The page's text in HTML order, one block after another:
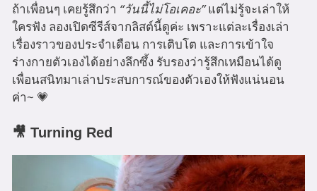
ถ้าเพื่อนๆ เคยรู้สึกว่า “วันนี้ไม่โอเคอะ”แต่ไม่รู้จะเล่าให้
ใครฟัง ลองเปิดซีรีส์จากลิสต์นี้ดูค่ะ เพราะแต่ละเรื่องเล่า
เรื่องราวของประจำเดือน การเติบโต และการเข้าใจ
ร่างกายตัวเองได้อย่างลึกซึ้ง รับรองว่ารู้สึกเหมือนได้ดู
เพื่อนสนิทมาเล่าประสบการณ์ของตัวเองให้ฟังแน่นอน
ค่า~ 💗
🎥 Turning Red